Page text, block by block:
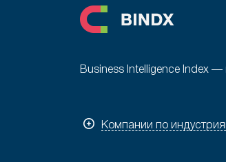
Business Intelligence Index
Компании по